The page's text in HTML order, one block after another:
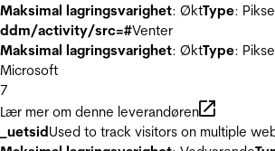
Maksimal lagringsvarighet: ØktType:
ddm/activity/src=#Venter
Maksimal lagringsvarighet: ØktType:
Microsoft
7
Lær mer om denne leverandøren
_uetsidUsed to track visitors on multiple